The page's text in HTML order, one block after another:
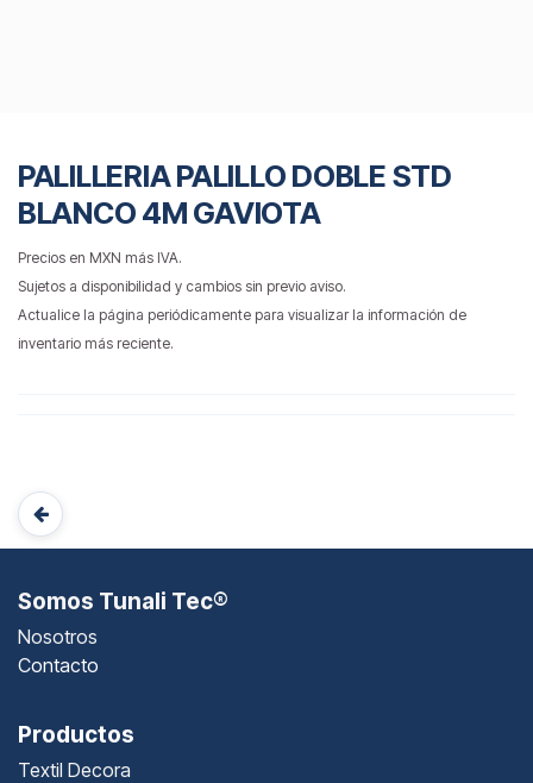
PALILLERIA PALILLO DOBLE STD
BLANCO 4M GAVIOTA
Precios en MXN más IVA.
Sujetos a disponibilidad y cambios sin previo aviso.
Actualice la página periódicamente para visualizar la información de
inventario más reciente.
Somos Tunali Tec®
Nosotros
Contacto
Productos
Textil Decora